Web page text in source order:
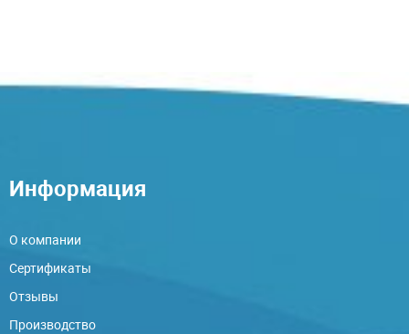
Информация
О компании
Сертификаты
Отзывы
Производство